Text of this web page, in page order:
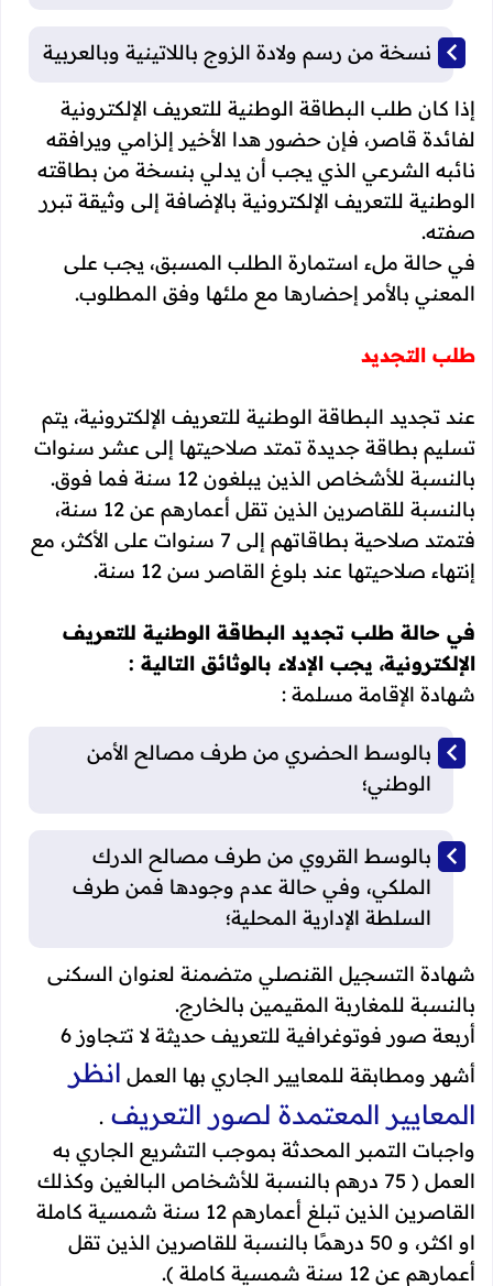
نسخة من رسم ولادة الزوج باللاتينية وبالعربية
إذا كان طلب البطاقة الوطنية للتعريف الإلكترونية
لفائدة قاصر، فإن حضور هدا الأخير إلزامي ويرافقه
نائبه الشرعي الذي يجب أن يدلي بنسخة من بطاقته
الوطنية للتعريف الإلكترونية بالإضافة إلى وثيقة تبرر
صفته.
في حالة ملء استمارة الطلب المسبق، يجب على
المعني بالأمر إحضارها مع ملئها وفق المطلوب.
طلب التجديد
عند تجديد البطاقة الوطنية للتعريف الإلكترونية، يتم
تسليم بطاقة جديدة تمتد صلاحيتها إلى عشر سنوات
بالنسبة للأشخاص الذين يبلغون 12 سنة فما فوق.
بالنسبة للقاصرين الذين تقل أعمارهم عن 12 سنة،
فتمتد صلاحية بطاقاتهم إلى 7 سنوات على الأكثر، مع
إنتهاء صلاحيتها عند بلوغ القاصر سن 12 سنة.
في حالة طلب تجديد البطاقة الوطنية للتعريف
الإلكترونية، يجب الإدلاء بالوثائق التالية :
شهادة الإقامة مسلمة :
بالوسط الحضري من طرف مصالح الأمن
الوطني؛
بالوسط القروي من طرف مصالح الدرك
الملكي، وفي حالة عدم وجودها فمن طرف
السلطة الإدارية المحلية؛
شهادة التسجيل القنصلي متضمنة لعنوان السكنى
بالنسبة للمغاربة المقيمين بالخارج.
أربعة صور فوتوغرافية للتعريف حديثة لا تتجاوز 6
أشهر ومطابقة للمعايير الجاري بها العمل انظر
المعايير المعتمدة لصور التعريف .
واجبات التمبر المحدثة بموجب التشريع الجاري به
العمل ( 75 درهم بالنسبة للأشخاص البالغين وكذلك
القاصرين الذين تبلغ أعمارهم 12 سنة شمسية كاملة
او اكثر، و 50 درهمًا بالنسبة للقاصرين الذين تقل
أعمارهم عن 12 سنة شمسية كاملة ).